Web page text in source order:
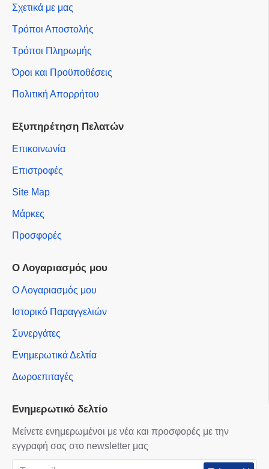
Σχετικά με μας
Τρόποι Αποστολής
Τρόποι Πληρωμής
Όροι και Προϋποθέσεις
Πολιτική Απορρήτου
Εξυπηρέτηση Πελατών
Επικοινωνία
Επιστροφές
Site Map
Μάρκες
Προσφορές
Ο Λογαριασμός μου
Ο Λογαριασμός μου
Ιστορικό Παραγγελιών
Συνεργάτες
Ενημερωτικά Δελτία
Δωροεπιταγές
Ενημερωτικό δελτίο
Μείνετε ενημερωμένοι με νέα και προσφορές με την
εγγραφή σας στο newsletter μας